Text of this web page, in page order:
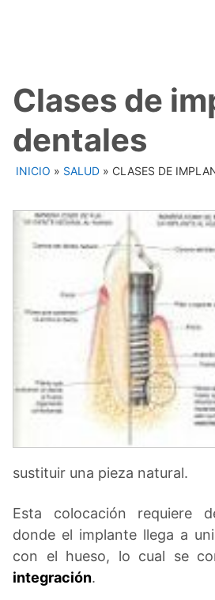
Clases de
dentales
INICIO » SALUD » CLASES DE
sustituir una pieza natural.
Esta colocación requiere
donde el implante llega a
con el hueso, lo cual se
integración.